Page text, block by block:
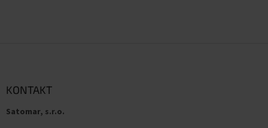
KONTAKT
Satomar, s.r.o.